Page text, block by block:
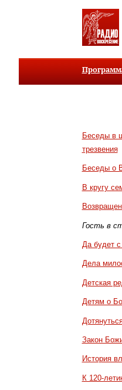
Беседы в
трезвения
Беседы о
В кругу
Гость в
Да будет
Дела
Детская
Детям о
Закон
История
К 120-